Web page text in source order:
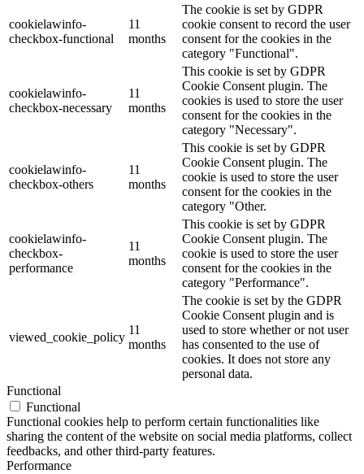
cookielawinfo-
checkbox-functional
11
months
The cookie is set by GDPR
cookie consent to record the user
consent for the cookies in the
category "Functional".
cookielawinfo-
checkbox-necessary
11
months
This cookie is set by GDPR
Cookie Consent plugin. The
cookies is used to store the user
consent for the cookies in the
category "Necessary".
cookielawinfo-
checkbox-others
11
months
This cookie is set by GDPR
Cookie Consent plugin. The
cookie is used to store the user
consent for the cookies in the
category "Other.
cookielawinfo-
checkbox-
performance
11
months
This cookie is set by GDPR
Cookie Consent plugin. The
cookie is used to store the user
consent for the cookies in the
category "Performance".
viewed_cookie_policy
11
months
The cookie is set by the GDPR
Cookie Consent plugin and is
used to store whether or not user
has consented to the use of
cookies. It does not store any
personal data.
Functional
Functional
Functional cookies help to perform certain functionalities like
sharing the content of the website on social media platforms, collect
feedbacks, and other third-party features.
Performance